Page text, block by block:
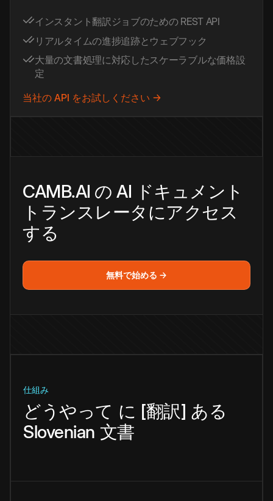
インスタント翻訳ジョブのための REST API
リアルタイムの進捗追跡とウェブフック
大量の文書処理に対応したスケーラブルな価格設
定
当社の API をお試しください →
CAMB.AI の AI ドキュメント
トランスレータにアクセス
する
無料で始める →
仕組み
どうやって に [翻訳] ある
Slovenian 文書